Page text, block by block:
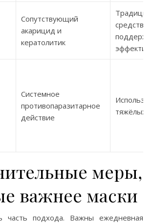
Сопутствующий
акарицид и
кератолитик
средства,
Системное
противопаразитарное
действие
тяжёлых
меры,
важнее маски
подхода. Важны ежедневная